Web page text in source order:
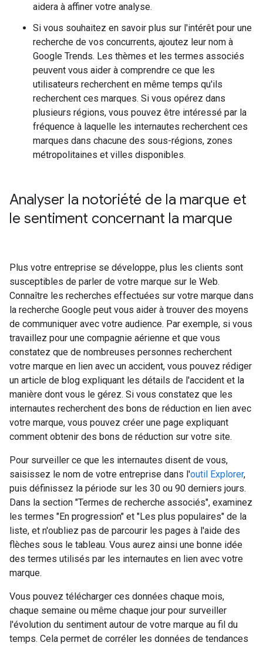
aidera à affiner votre analyse.
Si vous souhaitez en savoir plus sur l'intérêt pour une
recherche de vos concurrents, ajoutez leur nom à
Google Trends. Les thèmes et les termes associés
peuvent vous aider à comprendre ce que les
utilisateurs recherchent en même temps qu'ils
recherchent ces marques. Si vous opérez dans
plusieurs régions, vous pouvez être intéressé par la
fréquence à laquelle les internautes recherchent ces
marques dans chacune des sous-régions, zones
métropolitaines et villes disponibles.
Analyser la notoriété de la marque et
le sentiment concernant la marque
Plus votre entreprise se développe, plus les clients sont
susceptibles de parler de votre marque sur le Web.
Connaître les recherches effectuées sur votre marque dans
la recherche Google peut vous aider à trouver des moyens
de communiquer avec votre audience. Par exemple, si vous
travaillez pour une compagnie aérienne et que vous
constatez que de nombreuses personnes recherchent
votre marque en lien avec un accident, vous pouvez rédiger
un article de blog expliquant les détails de l'accident et la
manière dont vous le gérez. Si vous constatez que les
internautes recherchent des bons de réduction en lien avec
votre marque, vous pouvez créer une page expliquant
comment obtenir des bons de réduction sur votre site.
Pour surveiller ce que les internautes disent de vous,
saisissez le nom de votre entreprise dans l'outil Explorer,
puis définissez la période sur les 30 ou 90 derniers jours.
Dans la section "Termes de recherche associés", examinez
les termes "En progression" et "Les plus populaires" de la
liste, et n'oubliez pas de parcourir les pages à l'aide des
flèches sous le tableau. Vous aurez ainsi une bonne idée
des termes utilisés par les internautes en lien avec votre
marque.
Vous pouvez télécharger ces données chaque mois,
chaque semaine ou même chaque jour pour surveiller
l'évolution du sentiment autour de votre marque au fil du
temps. Cela permet de corréler les données de tendances